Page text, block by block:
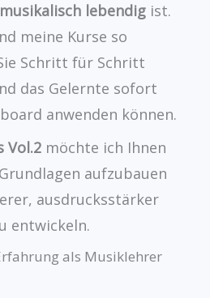
lebendig ist.
meine Kurse so
Schritt für Schritt
das Gelernte sofort
anwenden können.
Vol.2 möchte ich Ihnen
aufzubauen
ausdrucksstärker
entwickeln.
als Musiklehrer